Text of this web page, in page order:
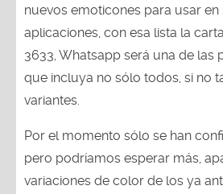
nuevos emoticones para usar
aplicaciones, con esa lista la
3633, Whatsapp será una de las
que incluya no sólo todos, si no
variantes.
Por el momento sólo se han
pero podríamos esperar más,
variaciones de color de los ya